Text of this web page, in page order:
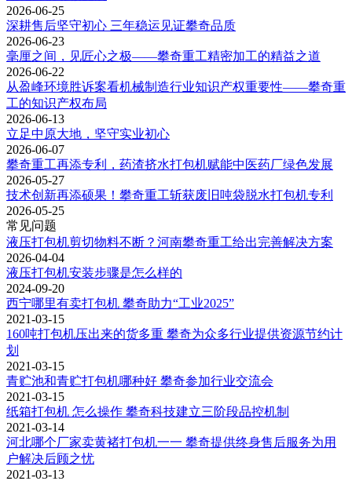
2026-06-25
深耕售后坚守初心 三年稳运见证攀奇品质
2026-06-23
毫厘之间，见匠心之极——攀奇重工精密加工的精益之道
2026-06-22
从盈峰环境胜诉案看机械制造行业知识产权重要性——攀奇重
工的知识产权布局
2026-06-13
立足中原大地，坚守实业初心
2026-06-07
攀奇重工再添专利，药渣挤水打包机赋能中医药厂绿色发展
2026-05-27
技术创新再添硕果！攀奇重工斩获废旧吨袋脱水打包机专利
2026-05-25
常见问题
液压打包机剪切物料不断？河南攀奇重工给出完善解决方案
2026-04-04
液压打包机安装步骤是怎么样的
2024-09-20
西宁哪里有卖打包机 攀奇助力“工业2025”
2021-03-15
160吨打包机压出来的货多重 攀奇为众多行业提供资源节约计
划
2021-03-15
青贮池和青贮打包机哪种好 攀奇参加行业交流会
2021-03-15
纸箱打包机 怎么操作 攀奇科技建立三阶段品控机制
2021-03-14
河北哪个厂家卖黄褚打包机一一 攀奇提供终身售后服务为用
户解决后顾之忧
2021-03-13